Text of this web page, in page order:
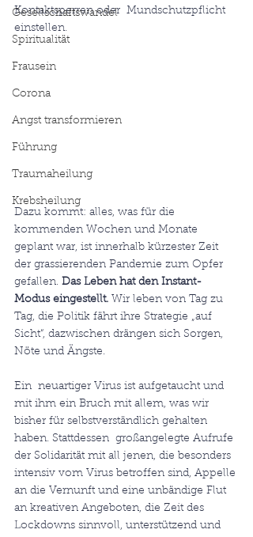
Gesellschaftswandel
Spiritualität
Frausein
Corona
Angst transformieren
Führung
Traumaheilung
Krebsheilung
Kontaktsperren oder  Mundschutzpflicht
einstellen.
Dazu kommt: alles, was für die
kommenden Wochen und Monate
geplant war, ist innerhalb kürzester Zeit
der grassierenden Pandemie zum Opfer
gefallen. Das Leben hat den Instant-
Modus eingestellt. Wir leben von Tag zu
Tag, die Politik fährt ihre Strategie „auf
Sicht“, dazwischen drängen sich Sorgen,
Nöte und Ängste.
Ein  neuartiger Virus ist aufgetaucht und
mit ihm ein Bruch mit allem, was wir
bisher für selbstverständlich gehalten
haben. Stattdessen  großangelegte Aufrufe
der Solidarität mit all jenen, die besonders
intensiv vom Virus betroffen sind, Appelle
an die Vernunft und eine unbändige Flut
an kreativen Angeboten, die Zeit des
Lockdowns sinnvoll, unterstützend und